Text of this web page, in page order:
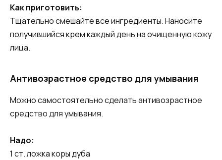
Как приготовить:
Тщательно смешайте все ингредиенты. Наносите
получившийся крем каждый день на очищенную кожу
лица.
Антивозрастное средство для умывания
Можно самостоятельно сделать антивозрастное
средство для умывания.
Надо:
1 ст. ложка коры дуба